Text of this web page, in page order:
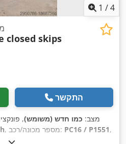
1 /4
closed skips
התקשר
מצב: כמו חדש (משומש),
74 h , מספר מכונה/רכב: PC16 / P1551,